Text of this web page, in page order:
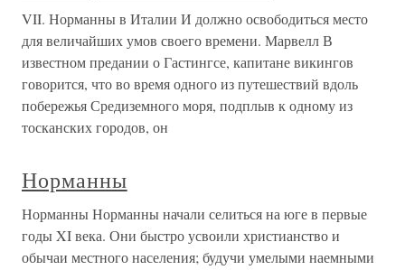
VII. Норманны в Италии И должно освободиться место
для величайших умов своего времени. Марвелл В
известном предании о Гастингсе, капитане викингов
говорится, что во время одного из путешествий вдоль
побережья Средиземного моря, подплыв к одному из
тосканских городов, он
Норманны
Норманны Норманны начали селиться на юге в первые
годы XI века. Они быстро усвоили христианство и
обычаи местного населения; будучи умелыми наемными